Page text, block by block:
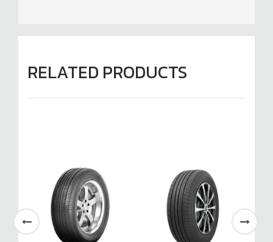
RELATED PRODUCTS